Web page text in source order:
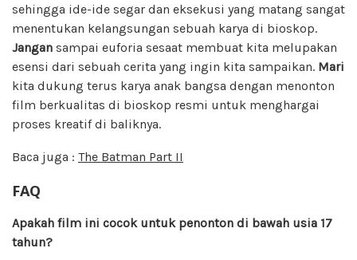
sehingga ide-ide segar dan eksekusi yang matang sangat
menentukan kelangsungan sebuah karya di bioskop.
Jangan sampai euforia sesaat membuat kita melupakan
esensi dari sebuah cerita yang ingin kita sampaikan. Mari
kita dukung terus karya anak bangsa dengan menonton
film berkualitas di bioskop resmi untuk menghargai
proses kreatif di baliknya.
Baca juga : The Batman Part II
FAQ
Apakah film ini cocok untuk penonton di bawah usia 17
tahun?